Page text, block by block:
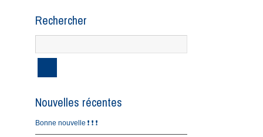
Rechercher
Nouvelles récentes
Bonne nouvelle ❗️ ❗️ ❗️